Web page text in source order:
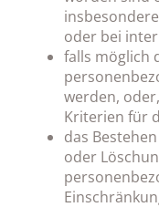
oder bei
falls möglich
werden,
Kriterien für
das
oder